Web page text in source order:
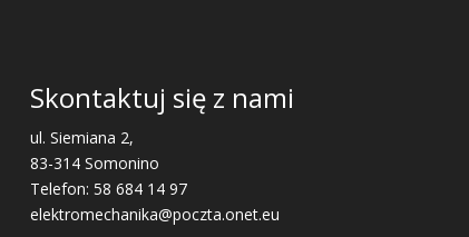
Skontaktuj się z nami
ul. Siemiana 2,
83-314 Somonino
Telefon: 58 684 14 97
elektromechanika@poczta.onet.eu